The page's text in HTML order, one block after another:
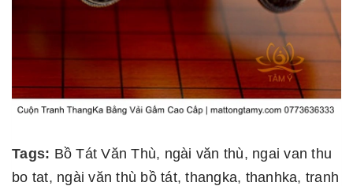
Tags: Bồ Tát Văn Thù, ngài văn thù, ngai van thu
bo tat, ngài văn thù bồ tát,thangka, thanhka, tranh